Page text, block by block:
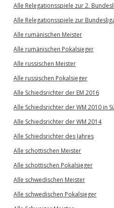
Alle Relegationsspiele zur 2.
Alle Relegationsspiele zur
Alle rumänischen Meister
Alle rumänischen Pokalsieger
Alle russischen Meister
Alle russischen Pokalsieger
Alle Schiedsrichter der EM 2016
Alle Schiedsrichter der WM 2010 in
Alle Schiedsrichter der WM 2014
Alle Schiedsrichter des Jahres
Alle schottischen Meister
Alle schottischen Pokalsieger
Alle schwedischen Meister
Alle schwedischen Pokalsieger